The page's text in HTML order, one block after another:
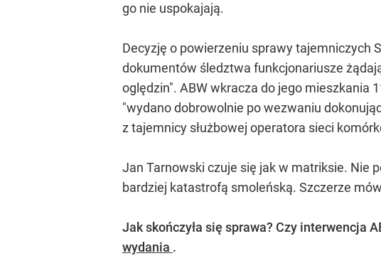
go nie uspokajają.
Decyzję o powierzeniu sprawy tajemniczych
dokumentów śledztwa funkcjonariusze
oględzin". ABW wkracza do jego mieszkania
"wydano dobrowolnie po wezwaniu
z tajemnicy służbowej operatora sieci
Jan Tarnowski czuje się jak w matriksie. Nie
bardziej katastrofą smoleńską. Szczerze
Jak skończyła się sprawa? Czy interwencja
wydania .